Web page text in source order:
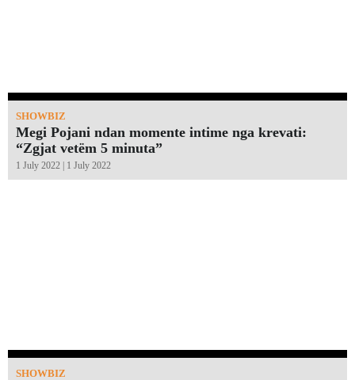
SHOWBIZ
Megi Pojani ndan momente intime nga krevati:
“Zgjat vetëm 5 minuta”￼
1 July 2022 | 1 July 2022
SHOWBIZ